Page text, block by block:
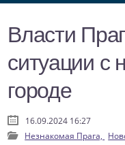
Власти
ситуации с
городе
16.09.2024 16:27
Незнакомая Прага,